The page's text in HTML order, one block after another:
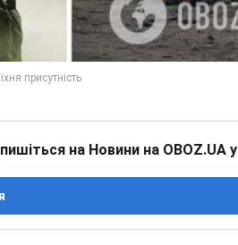
на Новини на OBOZ.UA у